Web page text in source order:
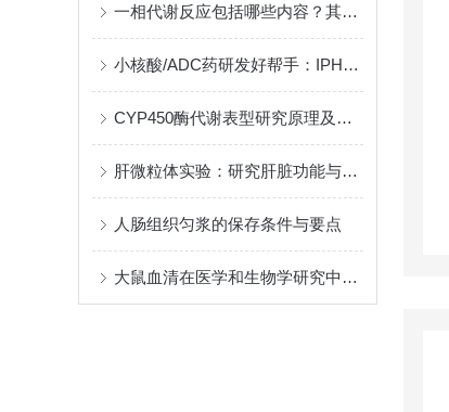
一相代谢反应包括哪些内容？其反应原则是什么？
小核酸/ADC药研发好帮手：IPHASE多种属酸化肝组织匀浆
CYP450酶代谢表型研究原理及实验方法
肝微粒体实验：研究肝脏功能与代谢的关键工具
人肠组织匀浆的保存条件与要点
大鼠血清在医学和生物学研究中具有广泛的用途